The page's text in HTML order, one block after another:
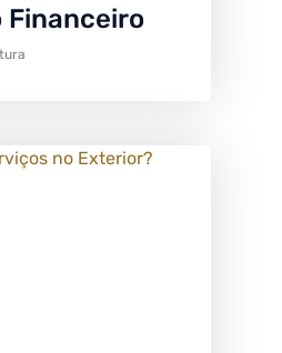
Financeiro